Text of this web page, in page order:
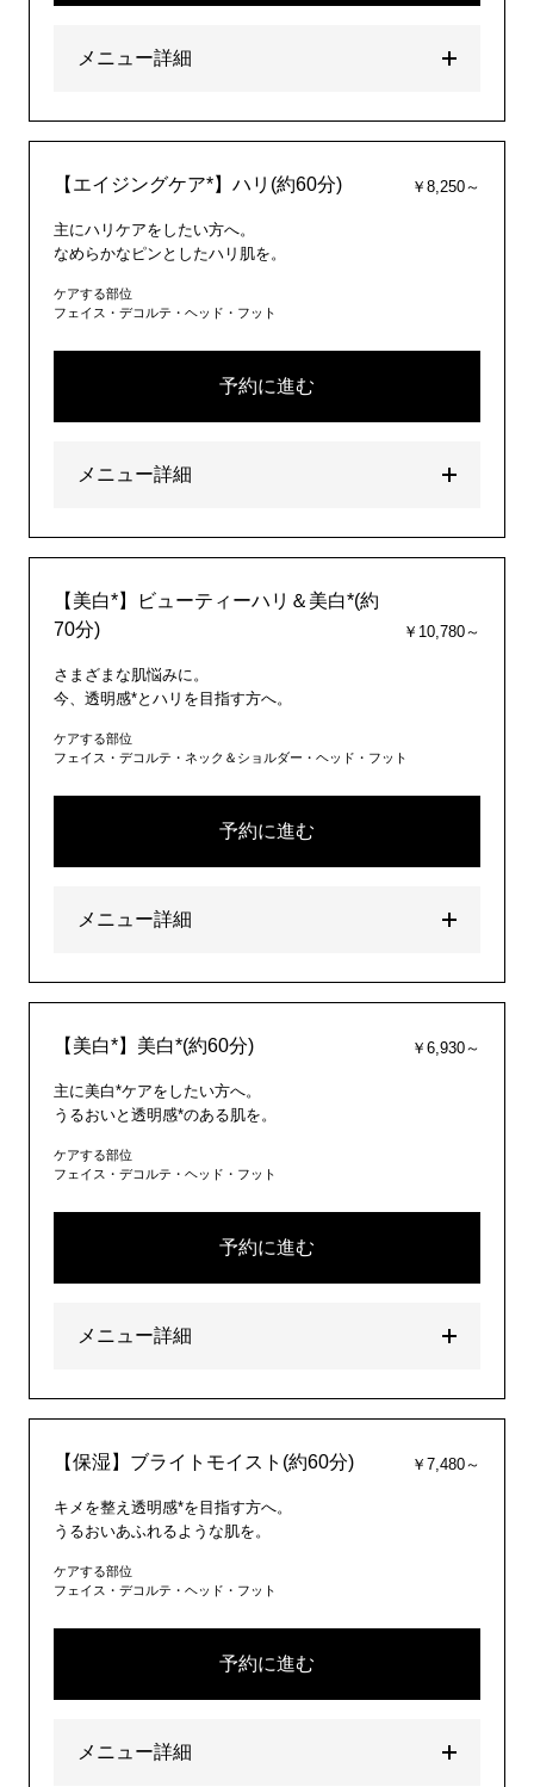
メニュー詳細
【エイジングケア*】ハリ(約60分) ￥8,250～
主にハリケアをしたい方へ。
なめらかなピンとしたハリ肌を。
ケアする部位
フェイス・デコルテ・ヘッド・フット
予約に進む
メニュー詳細
【美白*】ビューティーハリ＆美白*(約
70分)
￥10,780～
さまざまな肌悩みに。
今、透明感*とハリを目指す方へ。
ケアする部位
フェイス・デコルテ・ネック＆ショルダー・ヘッド・フット
予約に進む
メニュー詳細
【美白*】美白*(約60分) ￥6,930～
主に美白*ケアをしたい方へ。
うるおいと透明感*のある肌を。
ケアする部位
フェイス・デコルテ・ヘッド・フット
予約に進む
メニュー詳細
【保湿】ブライトモイスト(約60分) ￥7,480～
キメを整え透明感*を目指す方へ。
うるおいあふれるような肌を。
ケアする部位
フェイス・デコルテ・ヘッド・フット
予約に進む
メニュー詳細